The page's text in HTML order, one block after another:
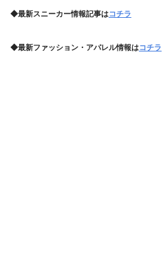
◆最新スニーカー情報記事はコチラ
◆最新ファッション・アパレル情報はコチラ